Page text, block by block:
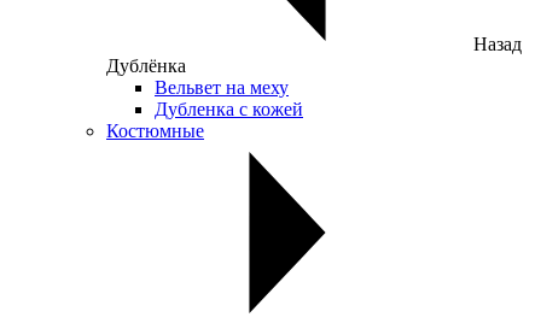
Назад
Дублёнка
Вельвет на меху
Дубленка с кожей
Костюмные